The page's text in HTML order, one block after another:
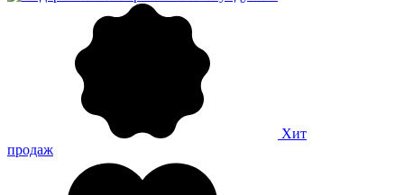
Хит
продаж